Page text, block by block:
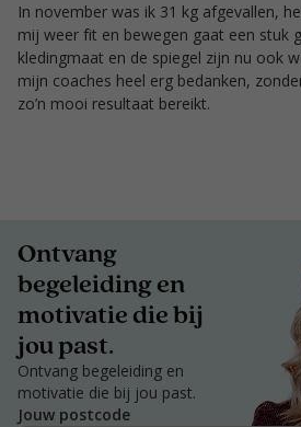
In november was ik 31 kg afgevallen,
mij weer fit en bewegen gaat een stuk
kledingmaat en de spiegel zijn nu ook
mijn coaches heel erg bedanken,
zo’n mooi resultaat bereikt.
Ontvang
begeleiding en
motivatie die bij
jou past.
Ontvang begeleiding en
motivatie die bij jou past.
Jouw postcode